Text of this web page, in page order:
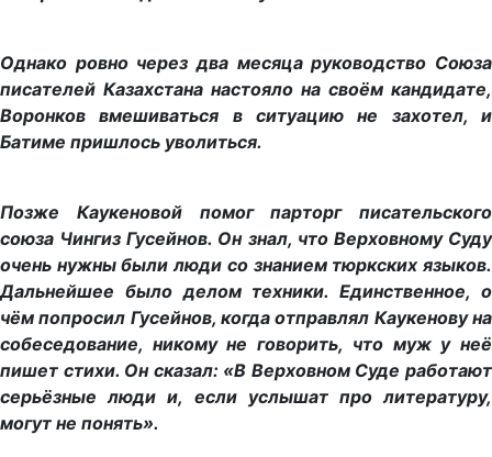
Однако ровно через два месяца руководство Союза
писателей Казахстана настояло на своём кандидате,
Воронков вмешиваться в ситуацию не захотел, и
Батиме пришлось уволиться.
Позже Каукеновой помог парторг писательского
союза Чингиз Гусейнов. Он знал, что Верховному Суду
очень нужны были люди со знанием тюркских языков.
Дальнейшее было делом техники. Единственное, о
чём попросил Гусейнов, когда отправлял Каукенову на
собеседование, никому не говорить, что муж у неё
пишет стихи. Он сказал: «В Верховном Суде работают
серьёзные люди и, если услышат про литературу,
могут не понять».